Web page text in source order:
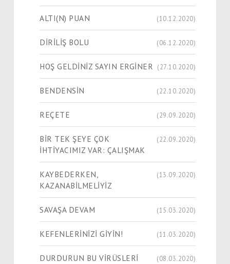
ALTI(N) PUAN (10.12.2020)
DİRİLİŞ BOLU (06.12.2020)
HOŞ GELDİNİZ SAYIN ERGİNER (27.10.2020)
BENDENSİN (22.10.2020)
REÇETE (29.09.2020)
BİR TEK ŞEYE ÇOK
İHTİYACIMIZ VAR: ÇALIŞMAK
(22.09.2020)
KAYBEDERKEN,
KAZANABİLMELİYİZ
(13.09.2020)
SAVAŞA DEVAM (15.03.2020)
KEFENLERİNİZİ GİYİN! (11.03.2020)
DURDURUN BU VİRÜSLERİ (08.03.2020)